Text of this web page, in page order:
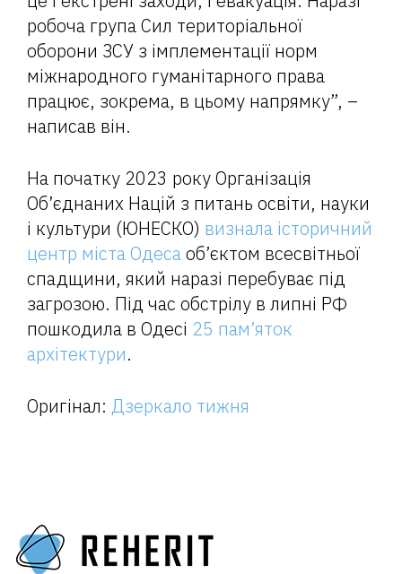
робоча група Сил територіальної
оборони ЗСУ з імплементації норм
міжнародного гуманітарного права
працює, зокрема, в цьому напрямку”, –
написав він.
На початку 2023 року Організація
Об’єднаних Націй з питань освіти, науки
і культури (ЮНЕСКО) визнала історичний
центр міста Одесаоб’єктом всесвітньої
спадщини, який наразі перебуває під
загрозою. Під час обстрілу в липні РФ
пошкодила в Одесі 25 пам’яток
архітектури.
Оригінал: Дзеркало тижня